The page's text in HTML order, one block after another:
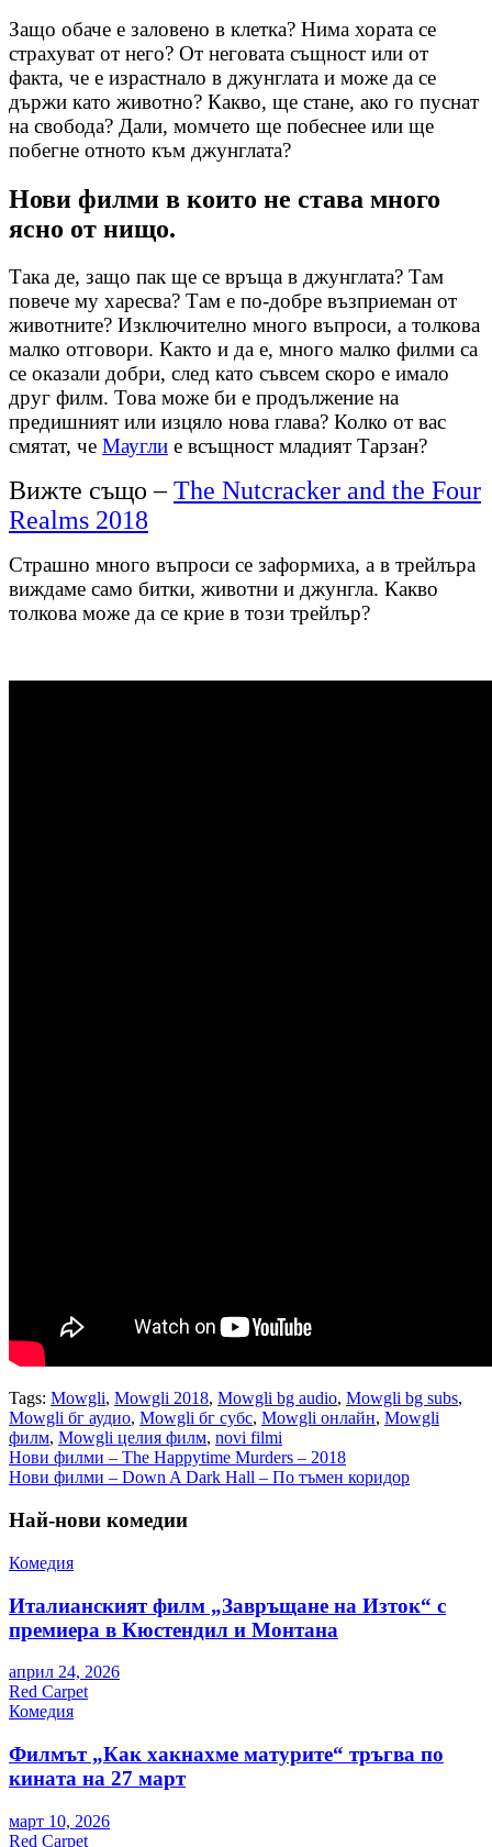
Защо обаче е заловено в клетка? Нима хората се
страхуват от него? От неговата същност или от
факта, че е израстнало в джунглата и може да се
държи като животно? Какво, ще стане, ако го пуснат
на свобода? Дали, момчето ще побеснее или ще
побегне отното към джунглата?
Нови филми в които не става много
ясно от нищо.
Така де, защо пак ще се връща в джунглата? Там
повече му харесва? Там е по-добре възприеман от
животните? Изключително много въпроси, а толкова
малко отговори. Както и да е, много малко филми са
се оказали добри, след като съвсем скоро е имало
друг филм. Това може би е продължение на
предишният или изцяло нова глава? Колко от вас
смятат, че Маугли е всъщност младият Тарзан?
Вижте също –The Nutcracker and the Four
Realms 2018
Страшно много въпроси се заформиха, а в трейлъра
виждаме само битки, животни и джунгла. Какво
толкова може да се крие в този трейлър?
Tags: Mowgli, Mowgli 2018, Mowgli bg audio, Mowgli bg subs,
Mowgli бг аудио, Mowgli бг субс, Mowgli онлайн, Mowgli
филм, Mowgli целия филм, novi filmi
Навигация
Нови филми – The Happytime Murders – 2018
Нови филми – Down A Dark Hall – По тъмен коридор
Най-нови комедии
Комедия
Италианският филм „Завръщане на Изток“ с
премиера в Кюстендил и Монтана
април 24, 2026
Red Carpet
Комедия
Филмът „Как хакнахме матурите“ тръгва по
кината на 27 март
март 10, 2026
Red Carpet